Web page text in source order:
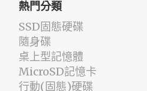
熱門分類
SSD固態硬碟
隨身碟
桌上型記憶體
MicroSD記憶卡
行動(固態)硬碟